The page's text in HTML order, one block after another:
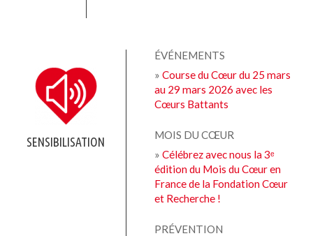
SENSIBILISATION
ÉVÉNEMENTS
»Course du Cœur du 25 mars
au 29 mars 2026 avec les
Cœurs Battants
MOIS DU CŒUR
»Célébrez avec nous la 3ᵉ
édition du Mois du Cœur en
France de la Fondation Cœur
et Recherche !
PRÉVENTION